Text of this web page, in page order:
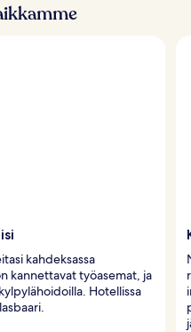
j
kahdeksassa
kannettavat työasemat, ja
Hotellissa